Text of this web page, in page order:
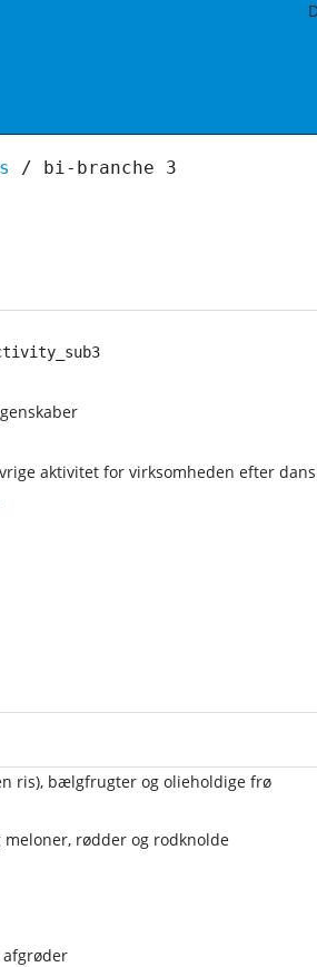
/ bi-branche 3
aktivitet for virksomheden efter
ris), bælgfrugter og olieholdige frø
rødder og rodknolde